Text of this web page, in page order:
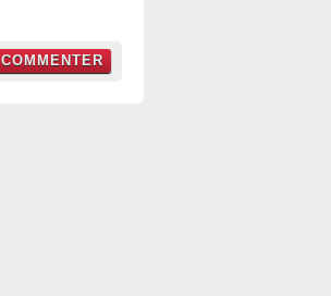
COMMENTER